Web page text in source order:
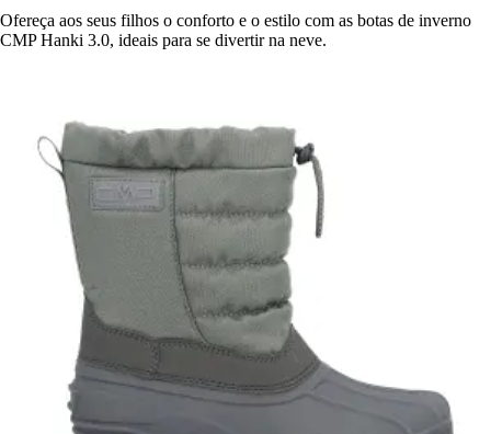
Ofereça aos seus filhos o conforto e o estilo com as botas de inverno
CMP Hanki 3.0, ideais para se divertir na neve.